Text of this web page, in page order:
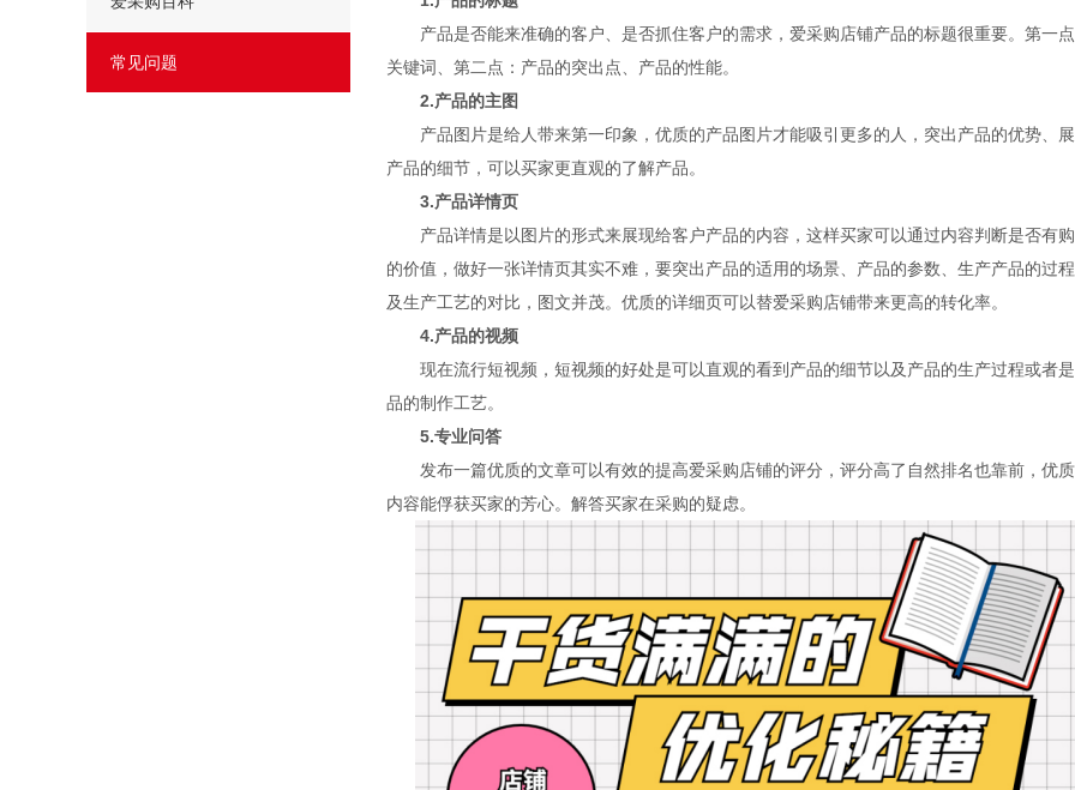
常见问题
产品是否能来准确的客户、是否抓住客户的需求，爱采购店铺产品的标题很重要。第一
关键词、第二点：产品的突出点、产品的性能。
2.产品的主图
产品图片是给人带来第一印象，优质的产品图片才能吸引更多的人，突出产品的优势、
产品的细节，可以买家更直观的了解产品。
3.产品详情页
产品详情是以图片的形式来展现给客户产品的内容，这样买家可以通过内容判断是否有
的价值，做好一张详情页其实不难，要突出产品的适用的场景、产品的参数、生产产品的过
及生产工艺的对比，图文并茂。优质的详细页可以替爱采购店铺带来更高的转化率。
4.产品的视频
现在流行短视频，短视频的好处是可以直观的看到产品的细节以及产品的生产过程或者
品的制作工艺。
5.专业问答
发布一篇优质的文章可以有效的提高爱采购店铺的评分，评分高了自然排名也靠前，优
内容能俘获买家的芳心。解答买家在采购的疑虑。